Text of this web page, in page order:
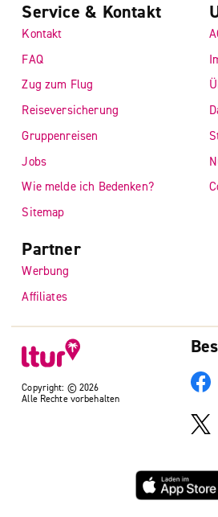
Copyright: © 2026
Alle Rechte vorbehalten
Service & Kontakt
Kontakt
FAQ
Zug zum Flug
Reiseversicherung
Gruppenreisen
Jobs
Wie melde ich Bedenken?
Sitemap
Partner
Werbung
Affiliates